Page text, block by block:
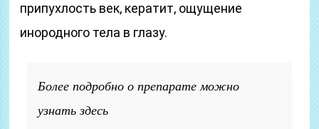
припухлость век, кератит, ощущение
инородного тела в глазу.
Более подробно о препарате можно
узнать здесь